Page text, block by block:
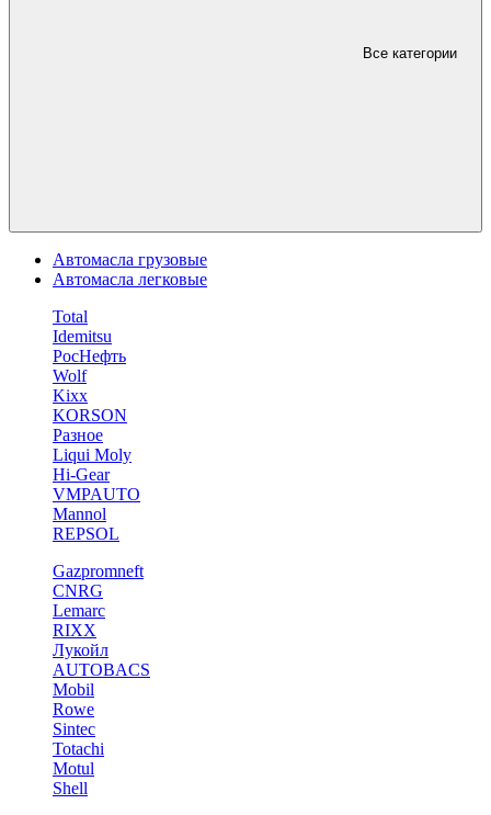
Все категории
Автомасла грузовые
Автомасла легковые
Total
Idemitsu
РосНефть
Wolf
Kixx
KORSON
Разное
Liqui Moly
Hi-Gear
VMPAUTO
Mannol
REPSOL
Gazpromneft
CNRG
Lemarc
RIXX
Лукойл
AUTOBACS
Mobil
Rowe
Sintec
Totachi
Motul
Shell